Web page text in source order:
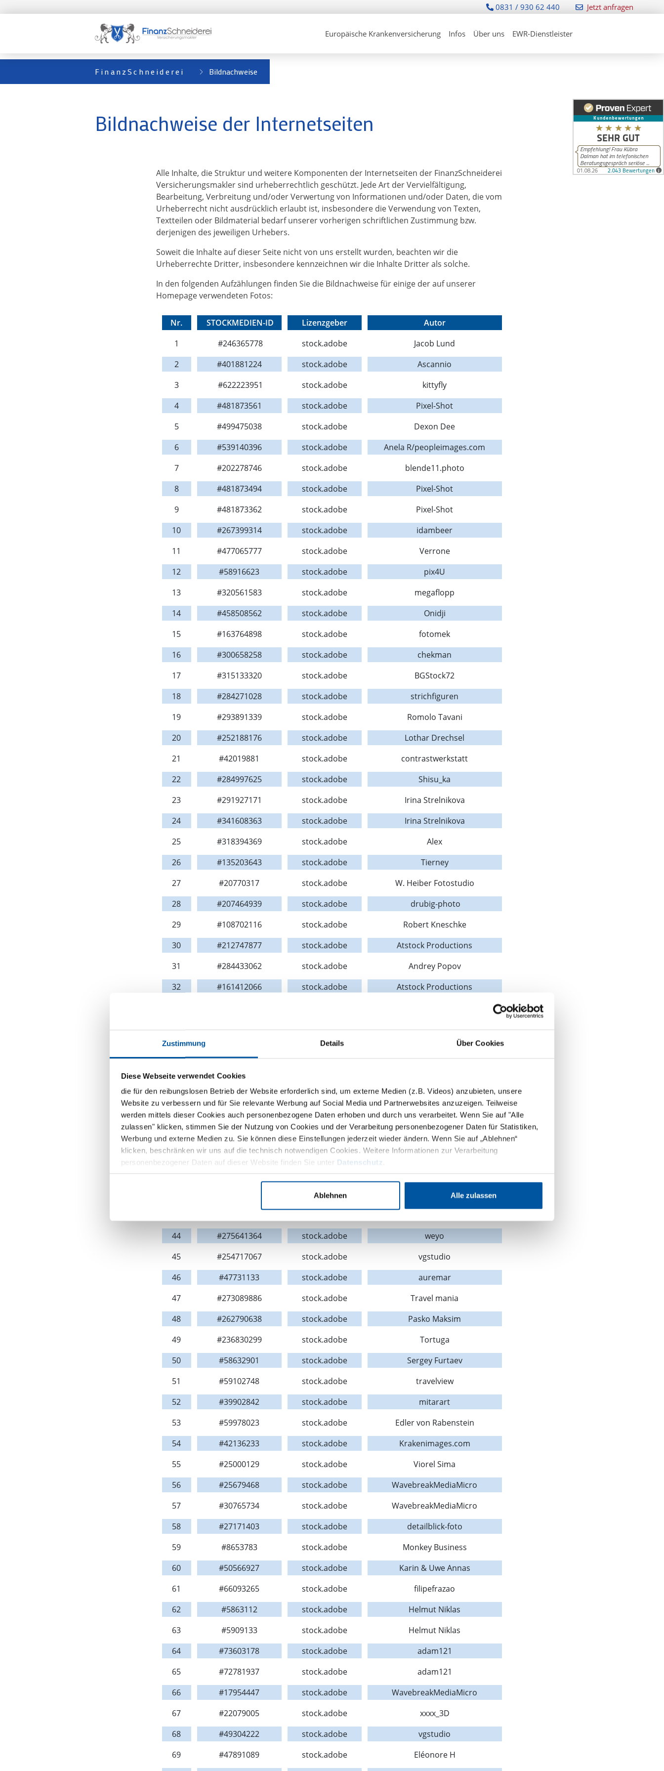
Zustimmung Details Über Cookies
Diese Webseite verwendet Cookies
die für den reibungslosen Betrieb der Website erforderlich sind, um externe Medien (z.B. Videos) anzubieten, unsere
Website zu verbessern und für Sie relevante Werbung auf Social Media und Partnerwebsites anzuzeigen. Teilweise
werden mittels dieser Cookies auch personenbezogene Daten erhoben und durch uns verarbeitet. Wenn Sie auf "Alle
zulassen" klicken, stimmen Sie der Nutzung von Cookies und der Verarbeitung personenbezogener Daten für Statistiken,
Werbung und externe Medien zu. Sie können diese Einstellungen jederzeit wieder ändern. Wenn Sie auf „Ablehnen“
klicken, beschränken wir uns auf die technisch notwendigen Cookies. Weitere Informationen zur Verarbeitung
personenbezogener Daten auf dieser Website finden Sie unter
Datenschutz
Ablehnen Alle zulassen
0831 / 930 62 440 Jetzt anfragen
Europäische Krankenversicherung Infos Über uns EWR-Dienstleister
FinanzSchneiderei Bildnachweise
Bildnachweise der Internetseiten
Alle Inhalte, die Struktur und weitere Komponenten der Internetseiten der FinanzSchneiderei
Versicherungsmakler sind urheberrechtlich geschützt. Jede Art der Vervielfältigung,
Bearbeitung, Verbreitung und/oder Verwertung von Informationen und/oder Daten, die vom
Urheberrecht nicht ausdrücklich erlaubt ist, insbesondere die Verwendung von Texten,
Textteilen oder Bildmaterial bedarf unserer vorherigen schriftlichen Zustimmung bzw.
derjenigen des jeweiligen Urhebers.
Soweit die Inhalte auf dieser Seite nicht von uns erstellt wurden, beachten wir die
Urheberrechte Dritter, insbesondere kennzeichnen wir die Inhalte Dritter als solche.
In den folgenden Aufzählungen finden Sie die Bildnachweise für einige der auf unserer
Homepage verwendeten Fotos:
Nr. STOCKMEDIEN-ID Lizenzgeber
Autor
1
#246365778 stock.adobe
Jacob Lund
2
#401881224 stock.adobe
Ascannio
3
#622223951 stock.adobe
kittyfly
4
#481873561 stock.adobe
Pixel-Shot
5
#499475038 stock.adobe
Dexon Dee
6
#539140396 stock.adobe
Anela R/peopleimages.com
7
#202278746 stock.adobe
blende11.photo
8
#481873494 stock.adobe
Pixel-Shot
9
#481873362 stock.adobe
Pixel-Shot
10
#267399314 stock.adobe
idambeer
11
#477065777 stock.adobe
Verrone
12
#58916623 stock.adobe
pix4U
13
#320561583 stock.adobe
megaflopp
14
#458508562 stock.adobe
Onidji
15
#163764898 stock.adobe
fotomek
16
#300658258 stock.adobe
chekman
17
#315133320 stock.adobe
BGStock72
18
#284271028 stock.adobe
strichfiguren
19
#293891339 stock.adobe
Romolo Tavani
20
#252188176 stock.adobe
Lothar Drechsel
21
#42019881 stock.adobe
contrastwerkstatt
22
#284997625 stock.adobe
Shisu_ka
23
#291927171 stock.adobe
Irina Strelnikova
24
#341608363 stock.adobe
Irina Strelnikova
25
#318394369 stock.adobe
Alex
26
#135203643 stock.adobe
Tierney
27
#20770317 stock.adobe
W. Heiber Fotostudio
28
#207464939 stock.adobe
drubig-photo
29
#108702116 stock.adobe
Robert Kneschke
30
#212747877 stock.adobe
Atstock Productions
31
#284433062 stock.adobe
Andrey Popov
32
#161412066 stock.adobe
Atstock Productions
34
35
stock.adobe
37
#244720865 stock.adobe
Konstantin Yuganov
38
#241511700 stock.adobe
galitskaya
39
#329102444 stock.adobe
Michael Stifter
40
#297873091 stock.adobe
Alexander
stock.adobe
Gina Sanders
44
#275641364 stock.adobe
weyo
45
#254717067 stock.adobe
vgstudio
46
#47731133 stock.adobe
auremar
47
#273089886 stock.adobe
Travel mania
48
#262790638 stock.adobe
Pasko Maksim
49
#236830299 stock.adobe
Tortuga
50
#58632901 stock.adobe
Sergey Furtaev
51
#59102748 stock.adobe
travelview
52
#39902842 stock.adobe
mitarart
53
#59978023 stock.adobe
Edler von Rabenstein
54
#42136233 stock.adobe
Krakenimages.com
55
#25000129 stock.adobe
Viorel Sima
56
#25679468 stock.adobe
WavebreakMediaMicro
57
#30765734 stock.adobe
WavebreakMediaMicro
58
#27171403 stock.adobe
detailblick-foto
59
#8653783 stock.adobe
Monkey Business
60
#50566927 stock.adobe
Karin & Uwe Annas
61
#66093265 stock.adobe
filipefrazao
62
#5863112 stock.adobe
Helmut Niklas
63
#5909133 stock.adobe
Helmut Niklas
64
#73603178 stock.adobe
adam121
65
#72781937 stock.adobe
adam121
66
#17954447 stock.adobe
WavebreakMediaMicro
67
#22079005 stock.adobe
xxxx_3D
68
#49304222 stock.adobe
vgstudio
69
#47891089 stock.adobe
Eléonore H